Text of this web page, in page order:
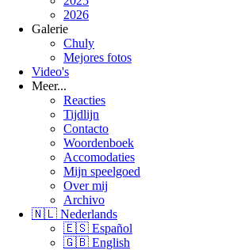
2026
Galerie
Chuly
Mejores fotos
Video's
Meer...
Reacties
Tijdlijn
Contacto
Woordenboek
Accomodaties
Mijn speelgoed
Over mij
Archivo
🇳🇱 Nederlands
🇪🇸 Español
🇬🇧 English